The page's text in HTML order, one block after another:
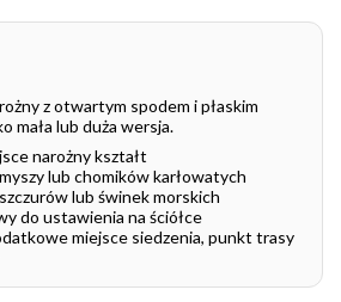
z otwartym spodem i płaskim
mała lub duża wersja.
narożny kształt
lub chomików karłowatych
lub świnek morskich
do ustawienia na ściółce
miejsce siedzenia, punkt trasy